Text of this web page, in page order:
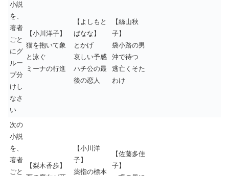
小説
を、
著者
ごと
にグ
ルー
プ分
けし
なさ
い
【小川洋子】
猫を抱いて象
と泳ぐ
ミーナの行進
【よしもと
ばなな】
とかげ
哀しい予感
ハチ公の最
後の恋人
【絲山秋
子】
袋小路の男
沖で待つ
逃亡くそた
わけ
次の
小説
を、
著者
ごと
【梨木香歩】
【小川洋
子】
薬指の標本
【佐藤多佳
子】